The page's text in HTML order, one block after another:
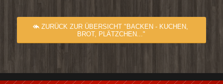
ZURÜCK ZUR ÜBERSICHT "BACKEN - KUCHEN,
BROT, PLÄTZCHEN..."